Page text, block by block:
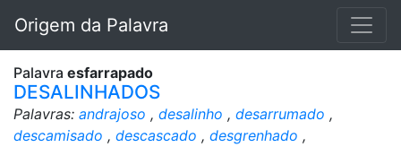
Origem da Palavra
Palavra esfarrapado
DESALINHADOS
Palavras: andrajoso , desalinho , desarrumado ,
descamisado , descascado , desgrenhado ,